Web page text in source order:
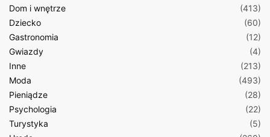
Dom i wnętrze
(413)
Dziecko
(60)
Gastronomia
(12)
Gwiazdy
(4)
Inne
(213)
Moda
(493)
Pieniądze
(28)
Psychologia
(22)
Turystyka
(5)